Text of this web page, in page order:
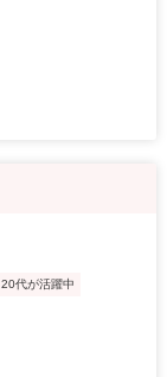
20代が活躍中